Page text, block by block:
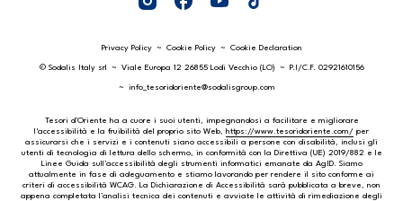
Privacy Policy Cookie Policy Cookie Declaration
© Sodalis Italy srl Viale Europa 12 26855 Lodi Vecchio (LO) P.I/C.F. 02921610156
info_tesoridoriente@sodalisgroup.com
Tesori d’Oriente ha a cuore i suoi utenti, impegnandosi a facilitare e migliorare
l'accessibilità e la fruibilità del proprio sito Web, https://www.tesoridoriente.com/ per
assicurarsi che i servizi e i contenuti siano accessibili a persone con disabilità, inclusi gli
utenti di tecnologia di lettura dello schermo, in conformità con la Direttiva (UE) 2019/882 e le
Linee Guida sull’accessibilità degli strumenti informatici emanate da AgID. Siamo
attualmente in fase di adeguamento e stiamo lavorando per rendere il sito conforme ai
criteri di accessibilità WCAG. La Dichiarazione di Accessibilità sarà pubblicata a breve, non
appena completata l’analisi tecnica dei contenuti e avviate le attività di rimediazione degli